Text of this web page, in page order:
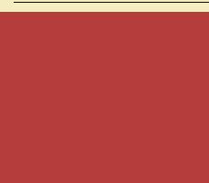
machbar: